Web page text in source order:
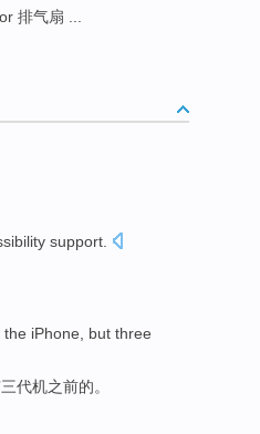
排气扇 ...
support
the iPhone but three
三代机之前的。